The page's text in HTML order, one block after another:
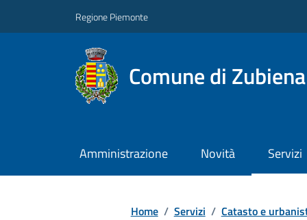
Regione Piemonte
Comune di Zubiena
Amministrazione Novità Servizi
Home / Servizi / Catasto e